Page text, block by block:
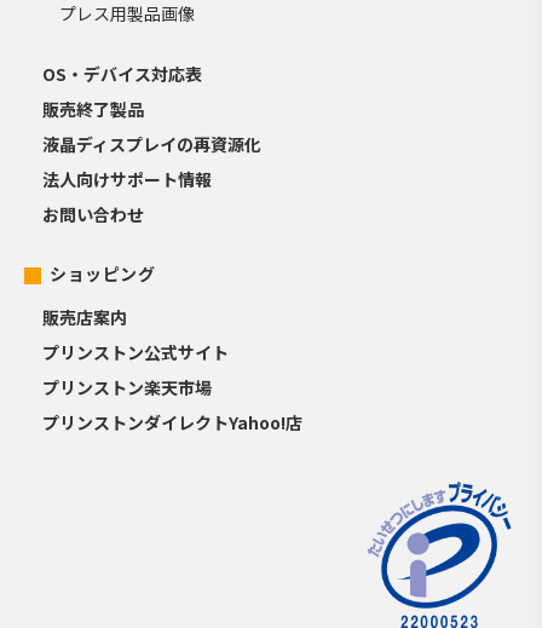
プレス用製品画像
OS・デバイス対応表
販売終了製品
液晶ディスプレイの再資源化
法人向けサポート情報
お問い合わせ
ショッピング
販売店案内
プリンストン公式サイト
プリンストン楽天市場
プリンストンダイレクトYahoo!店